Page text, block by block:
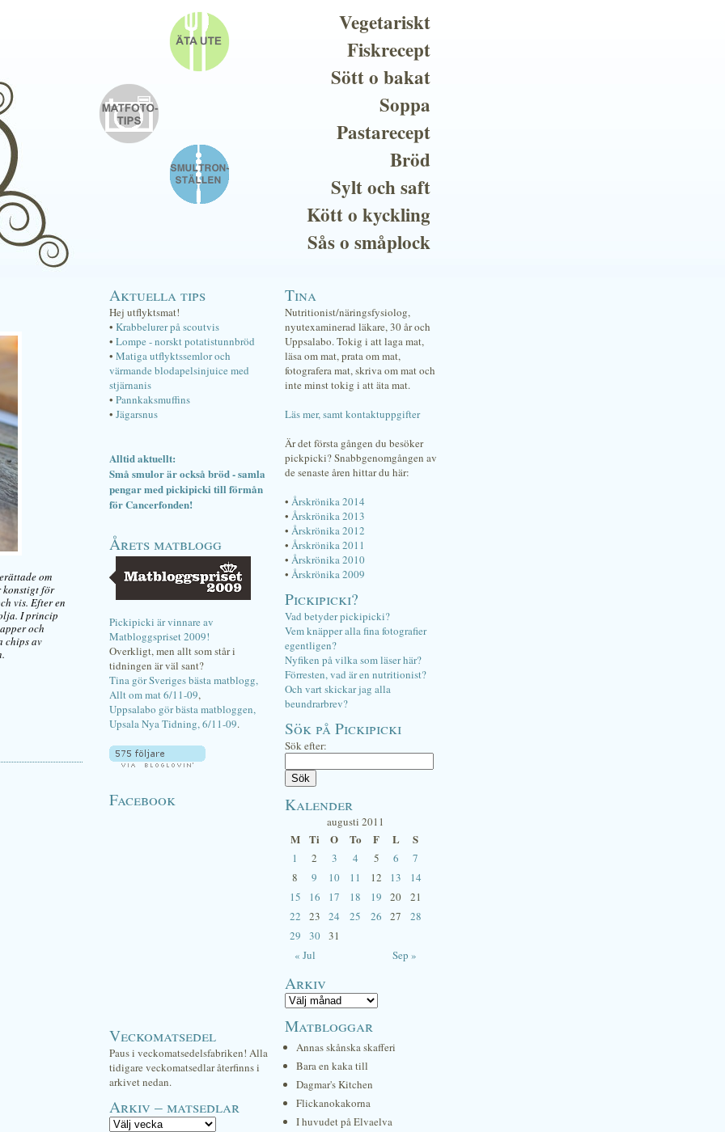
Vegetariskt
Fiskrecept
Sött o bakat
Soppa
Pastarecept
Bröd
Sylt och saft
Kött o kyckling
Sås o småplock
om
konstigt för
vis. Efter en
I princip
och
chips av
Aktuella tips
Hej utflyktsmat!
• Krabbelurer på scoutvis
• Lompe - norskt potatistunnbröd
• Matiga utflyktssemlor och
värmande blodapelsinjuice med
stjärnanis
• Pannkaksmuffins
• Jägarsnus
Alltid aktuellt:
Små smulor är också bröd - samla
pengar med pickipicki till förmån
för Cancerfonden!
Årets matblogg
Pickipicki är vinnare av
Matbloggspriset 2009!
Overkligt, men allt som står i
tidningen är väl sant?
Tina gör Sveriges bästa matblogg,
Allt om mat 6/11-09,
Uppsalabo gör bästa matbloggen,
Upsala Nya Tidning, 6/11-09.
Facebook
Veckomatsedel
Paus i veckomatsedelsfabriken! Alla
tidigare veckomatsedlar återfinns i
arkivet nedan.
Arkiv – matsedlar
Tina
Nutritionist/näringsfysiolog,
nyutexaminerad läkare, 30 år och
Uppsalabo. Tokig i att laga mat,
läsa om mat, prata om mat,
fotografera mat, skriva om mat och
inte minst tokig i att äta mat.
Läs mer, samt kontaktuppgifter
Är det första gången du besöker
pickpicki? Snabbgenomgången av
de senaste åren hittar du här:
• Årskrönika 2014
• Årskrönika 2013
• Årskrönika 2012
• Årskrönika 2011
• Årskrönika 2010
• Årskrönika 2009
Pickipicki?
Vad betyder pickipicki?
Vem knäpper alla fina fotografier
egentligen?
Nyfiken på vilka som läser här?
Förresten, vad är en nutritionist?
Och vart skickar jag alla
beundrarbrev?
Sök på Pickipicki
Sök efter:
Kalender
augusti 2011
M Ti O To F L S
« Jul Sep »
1 2 3 4 5 6
7
8
9 10 11 12 13
14
15
16 17 18 19 20
21
22
23 24 25 26 27
28
29
30 31
Arkiv
Matbloggar
Annas skånska skafferi
Bara en kaka till
Dagmar's Kitchen
Flickanokakorna
I huvudet på Elvaelva